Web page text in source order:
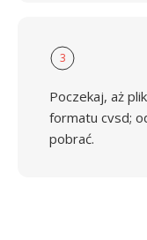
3
Poczekaj, aż
formatu cvsd;
pobrać.